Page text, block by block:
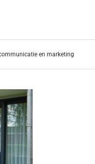
en marketing